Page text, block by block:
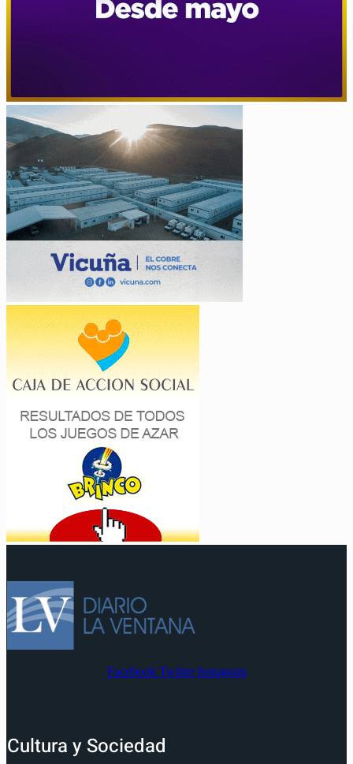
Facebook Twitter Instagram
Cultura y Sociedad